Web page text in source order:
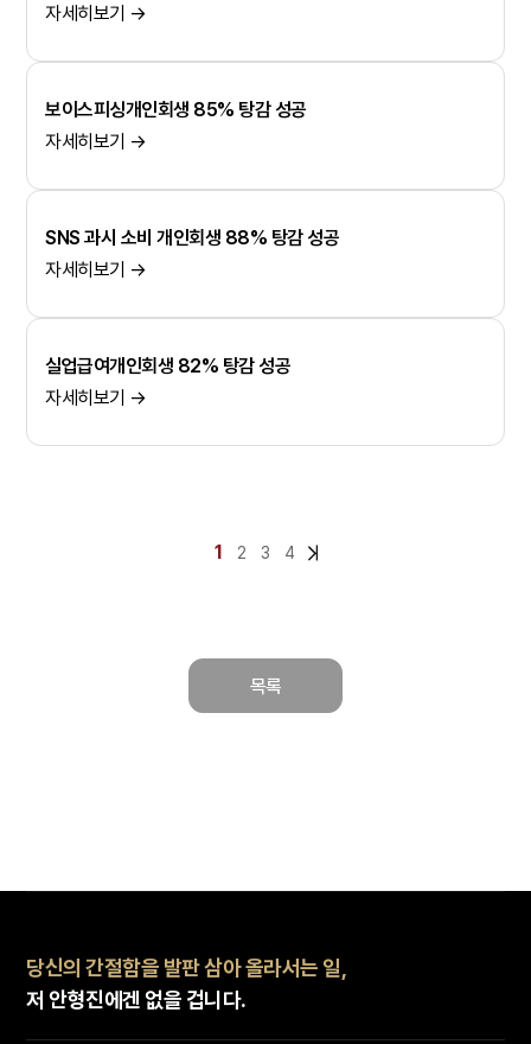
자세히보기 →
보이스피싱개인회생 85% 탕감 성공
자세히보기 →
SNS 과시 소비 개인회생 88% 탕감 성공
자세히보기 →
실업급여개인회생 82% 탕감 성공
자세히보기 →
1 2 3 4
목록
당신의 간절함을 발판 삼아 올라서는 일,
저 안형진에겐 없을 겁니다.